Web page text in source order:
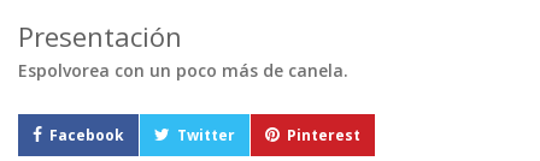
Presentación
Espolvorea con un poco más de canela.
Facebook Twitter Pinterest